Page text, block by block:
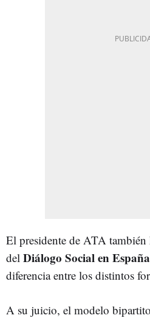
El presidente de ATA también
del Diálogo Social en España
diferencia entre los distintos
A su juicio, el modelo